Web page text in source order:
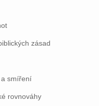
zásad
smíření
rovnováhy